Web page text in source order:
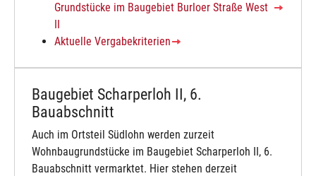
Grundstücke im Baugebiet Burloer Straße West
II
Aktuelle Vergabekriterien
Baugebiet Scharperloh II, 6.
Bauabschnitt
Auch im Ortsteil Südlohn werden zurzeit
Wohnbaugrundstücke im Baugebiet Scharperloh II, 6.
Bauabschnitt vermarktet. Hier stehen derzeit